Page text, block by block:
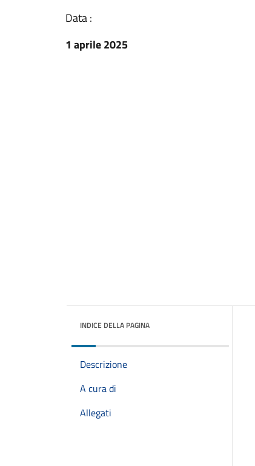
Data :
1 aprile 2025
INDICE DELLA PAGINA
Descrizione
A cura di
Allegati